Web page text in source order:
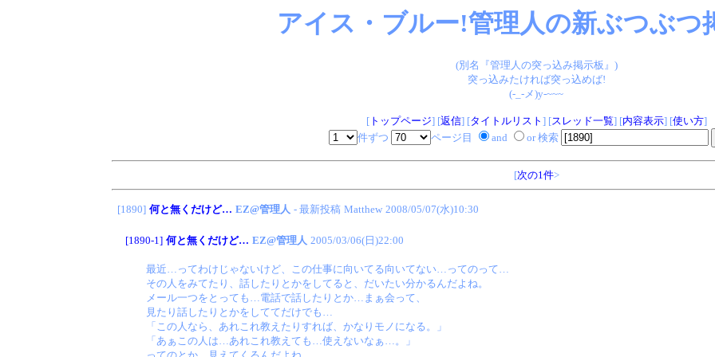
アイス・ブルー!管理人の新ぶつぶつ
(別名『管理人の突っ込み掲示板』)
突っ込みたければ突っ込めば!
(-_-メ)y-~~~
[トップページ] [返信] [タイトルリスト ] [スレッド一覧] [内容表示] [使い方]
件ずつ
ページ目 and or 検索
[次の1件>
[1890] 何と無くだけど… EZ@管理人 - 最新投稿 Matthew 2008/05/07(水)10:30
[1890-1] 何と無くだけど… EZ@管理人 2005/03/06(日)22:00
最近…ってわけじゃないけど、この仕事に向いてる向いてない…ってのって…
その人をみてたり、話したりとかをしてると、だいたい分かるんだよね。
メール一つをとっても…電話で話したりとか…まぁ会って、
見たり話したりとかをしててだけでも…
「この人なら、あれこれ教えたりすれば、かなりモノになる。」
「あぁこの人は…あれこれ教えても…使えないなぁ…。」